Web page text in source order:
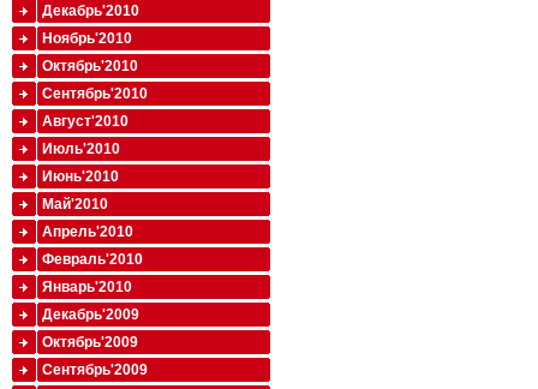
Декабрь'2010
Ноябрь'2010
Октябрь'2010
Сентябрь'2010
Август'2010
Июль'2010
Июнь'2010
Май'2010
Апрель'2010
Февраль'2010
Январь'2010
Декабрь'2009
Октябрь'2009
Сентябрь'2009